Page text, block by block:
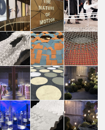
motion
Penelope
Vaglini
motion
Penelope
Vaglini
motion
Penelope
Vaglini
The nature of
motion
Penelope
Vaglini
The nature of
motion
Penelope
Vaglini
The nature of
motion
Alessandro
Amir Contardi
The nature of
motion
Stefano Parisi
The nature of
motion
Stefano Parisi
The nature of
motion
Stefano Parisi
The nature of
motion
Stefano Parisi
The nature of
motion
Stefano Parisi
The nature of
motion
Stefano Parisi